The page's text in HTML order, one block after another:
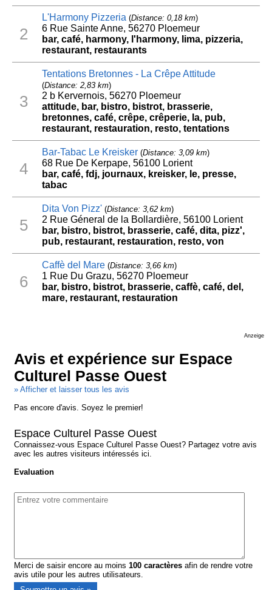
2
L'Harmony Pizzeria(Distance: 0,18 km)
6 Rue Sainte Anne, 56270 Ploemeur
bar, café, harmony, l'harmony, lima, pizzeria,
restaurant, restaurants
3
Tentations Bretonnes - La Crêpe Attitude
(Distance: 2,83 km)
2 b Kervernois, 56270 Ploemeur
attitude, bar, bistro, bistrot, brasserie,
bretonnes, café, crêpe, crêperie, la, pub,
restaurant, restauration, resto, tentations
4
Bar-Tabac Le Kreisker(Distance: 3,09 km)
68 Rue De Kerpape, 56100 Lorient
bar, café, fdj, journaux, kreisker, le, presse,
tabac
5
Dita Von Pizz'(Distance: 3,62 km)
2 Rue Géneral de la Bollardière, 56100 Lorient
bar, bistro, bistrot, brasserie, café, dita, pizz',
pub, restaurant, restauration, resto, von
6
Caffè del Mare(Distance: 3,66 km)
1 Rue Du Grazu, 56270 Ploemeur
bar, bistro, bistrot, brasserie, caffè, café, del,
mare, restaurant, restauration
Anzeige
Avis et expérience sur Espace
Culturel Passe Ouest
» Afficher et laisser tous les avis
Pas encore d'avis. Soyez le premier!
Espace Culturel Passe Ouest
Connaissez-vous Espace Culturel Passe Ouest? Partagez votre avis
avec les autres visiteurs intéressés ici.
Evaluation
Merci de saisir encore au moins100 caractères afin de rendre votre
avis utile pour les autres utilisateurs.